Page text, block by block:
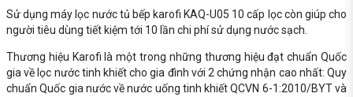
Sử dụng máy lọc nước tủ bếp karofi KAQ-U05 10 cấp lọc còn giúp cho
người tiêu dùng tiết kiệm tới 10 lần chi phí sử dụng nước sạch.
Thương hiệu Karofi là một trong những thương hiệu đạt chuẩn Quốc
gia về lọc nước tinh khiết cho gia đình với 2 chứng nhận cao nhất: Quy
chuẩn Quốc gia nước về nước uống tinh khiết QCVN 6-1:2010/BYT và